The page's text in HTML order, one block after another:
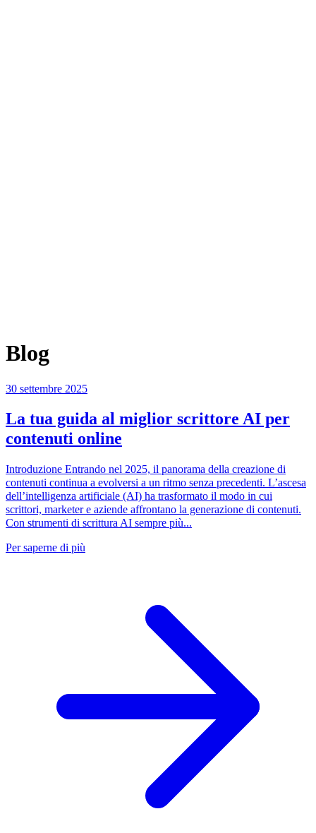
Blog
30 settembre 2025
La tua guida al miglior scrittore AI per
contenuti online
Introduzione Entrando nel 2025, il panorama della creazione di
contenuti continua a evolversi a un ritmo senza precedenti. L’ascesa
dell’intelligenza artificiale (AI) ha trasformato il modo in cui
scrittori, marketer e aziende affrontano la generazione di contenuti.
Con strumenti di scrittura AI sempre più...
Per saperne di più